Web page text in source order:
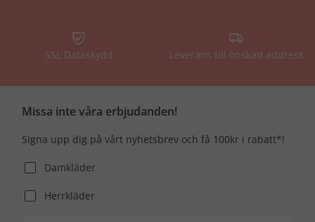
SSL Dataskydd Leverans till önskad address
Missa inte våra erbjudanden!
Signa upp dig på vårt nyhetsbrev och få 100kr i rabatt*!
Damkläder
Herrkläder